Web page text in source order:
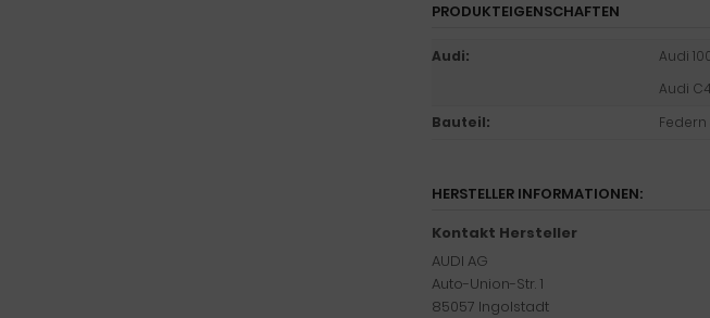
PRODUKTEIGENSCHAFTEN
Audi: Audi
Audi C4
Bauteil:
HERSTELLER INFORMATIONEN:
Kontakt Hersteller
AUDI AG
Auto-Union-Str. 1
85057 Ingolstadt